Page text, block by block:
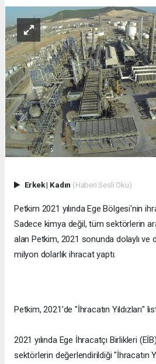
Erkek| Kadın (Haberi Sesli Oku)
Petkim 2021 yılında Ege Bölgesi'nin
Sadece kimya değil, tüm sektörlerin
alan Petkim, 2021 sonunda dolaylı ve
milyon dolarlık ihracat yaptı.
Petkim, 2021’de "İhracatın Yıldızları"
2021 yılında Ege İhracatçı Birlikleri
sektörlerin değerlendirildiği "İhracatın